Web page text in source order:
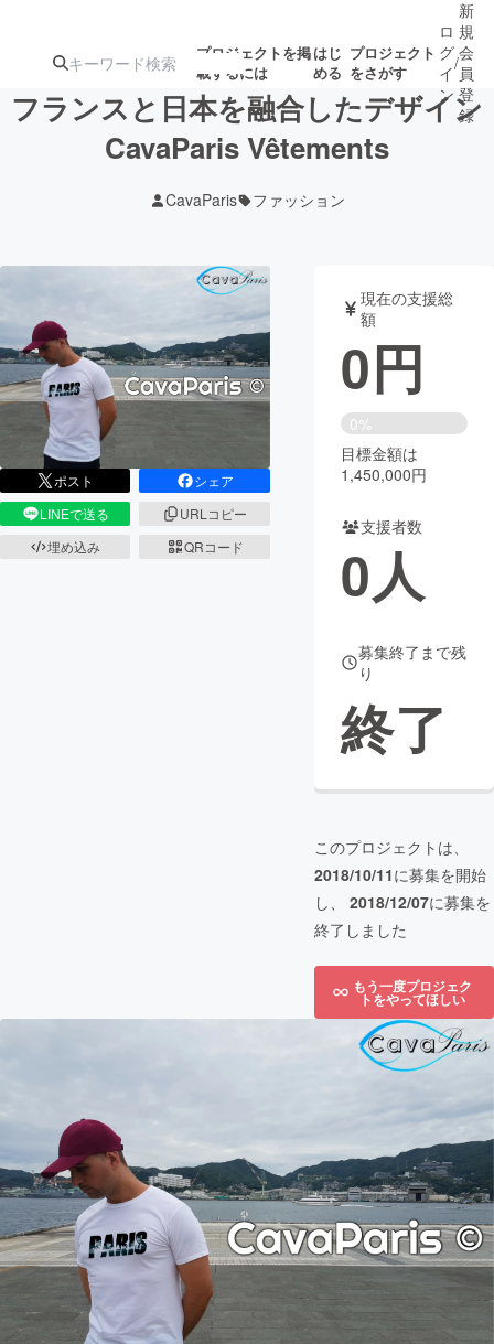
プロジェクトを掲
載するには
はじ
める
プロジェクト
をさがす
ジェクト
ロジェクト
アート・写真 音楽
テクノロジー・ガジェット ゲーム・サ
映像・映画 書籍・雑誌
ビジネス・起業 チャレンジ
まちづくり・地域活性化
CAMPFIRE Creation
ロ
グ
イ
ン
/
新
規
会
員
登
録
フランスと日本を融合したデザイン
CavaParis Vêtements
CavaParis ファッション
ポスト
シェア
LINEで送る
URLコピー
埋め込み
QRコード
現在の支援総
額
0円
0%
目標金額は
1,450,000円
支援者数
0人
募集終了まで残
り
終了
このプロジェクトは、
2018/10/11に募集を開始
し、 2018/12/07に募集を
終了しました
もう一度プロジェク
トをやってほしい